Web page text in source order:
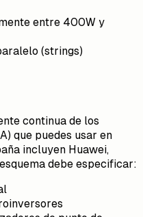
entre 400W y
(strings)
continua de los
que puedes usar en
incluyen Huawei,
debe especificar: